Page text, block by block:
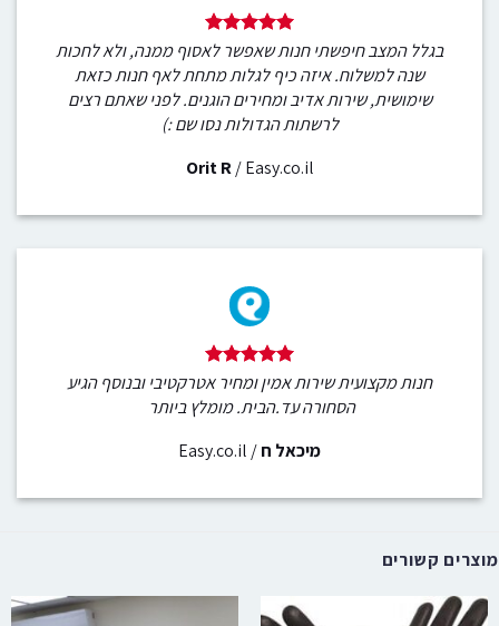
בגלל המצב חיפשתי חנות שאפשר לאסוף ממנה, ולא לחכות
שנה למשלוח. איזה כיף לגלות מתחת לאף חנות כזאת
שימושית, שירות אדיב ומחירים הוגנים. לפני שאתם רצים
לרשתות הגדולות נסו שם :)
Orit R /Easy.co.il
חנות מקצועית שירות אמין ומחיר אטרקטיבי ובנוסף הגיע
הסחורה עד.הבית. מומלץ ביותר
מיכאל ח/
Easy.co.il
מוצרים קשורים